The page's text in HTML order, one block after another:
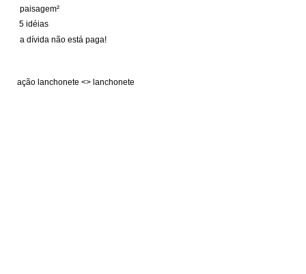
paisagem²
5 idéias
a dívida não está paga!
ação lanchonete <> lanchonete